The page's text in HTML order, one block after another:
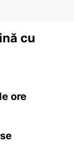
cu
ore